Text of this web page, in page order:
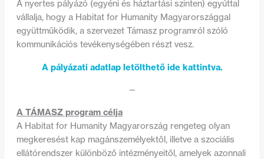
A nyertes pályázó (egyéni és háztartási szinten) egyúttal
vállalja, hogy a Habitat for Humanity Magyarországgal
együttműködik, a szervezet Támasz programról szóló
kommunikációs tevékenységében részt vesz.
A pályázati adatlap letölthető ide kattintva.
—
A TÁMASZ program célja
A Habitat for Humanity Magyarország rengeteg olyan
megkeresést kap magánszemélyektől, illetve a szociális
ellátórendszer különböző intézményeitől, amelyek azonnali